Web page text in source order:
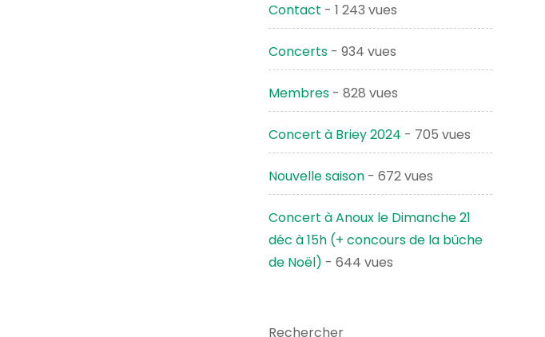
Contact - 1 243 vues
Concerts- 934 vues
Membres- 828 vues
Concert à Briey 2024 - 705 vues
Nouvelle saison- 672 vues
Concert à Anoux le Dimanche 21
déc à 15h (+ concours de la bûche
de Noël) - 644 vues
Rechercher